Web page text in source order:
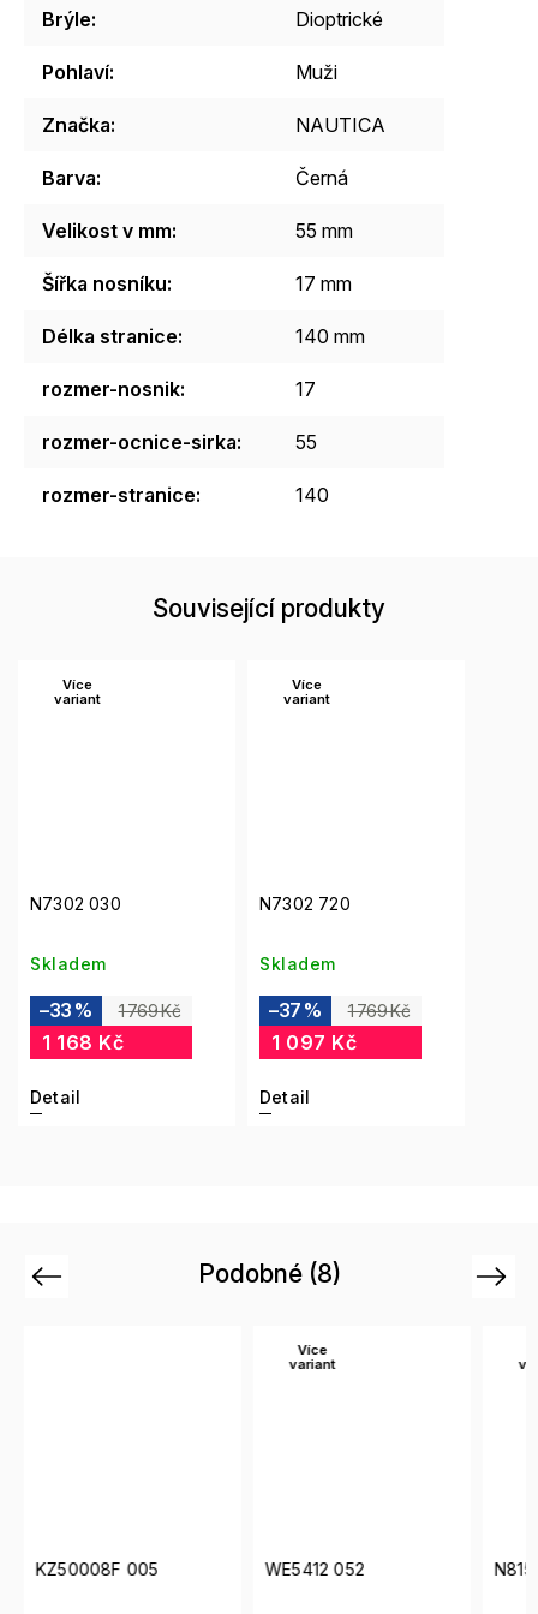
Brýle: Dioptrické
Pohlaví: Muži
Značka: NAUTICA
Barva: Černá
Velikost v mm: 55 mm
Šířka nosníku: 17 mm
Délka stranice: 140 mm
rozmer-nosnik: 17
rozmer-ocnice-sirka: 55
rozmer-stranice: 140
Související produkty
Více
variant
N7302 030
Skladem
1 769 Kč
–33 %
1 168 Kč
Detail
Více
variant
N7302 720
Skladem
1 769 Kč
–37 %
1 097 Kč
Detail
Podobné (8)
Previous
KZ50008F 005
Více
variant
WE5412 052
Next